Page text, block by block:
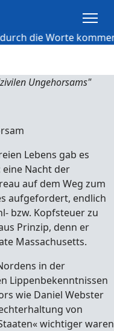
die Worte kommen
Ungehorsams"
Lebens gab es
eine Nacht der
auf dem Weg zum
aufgefordert, endlich
bzw. Kopfsteuer zu
Prinzip, denn er
Massachusetts.
in der
Lippenbekenntnissen
wie Daniel Webster
von
wichtiger waren